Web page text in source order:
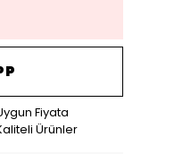
Fiyata
Ürünler